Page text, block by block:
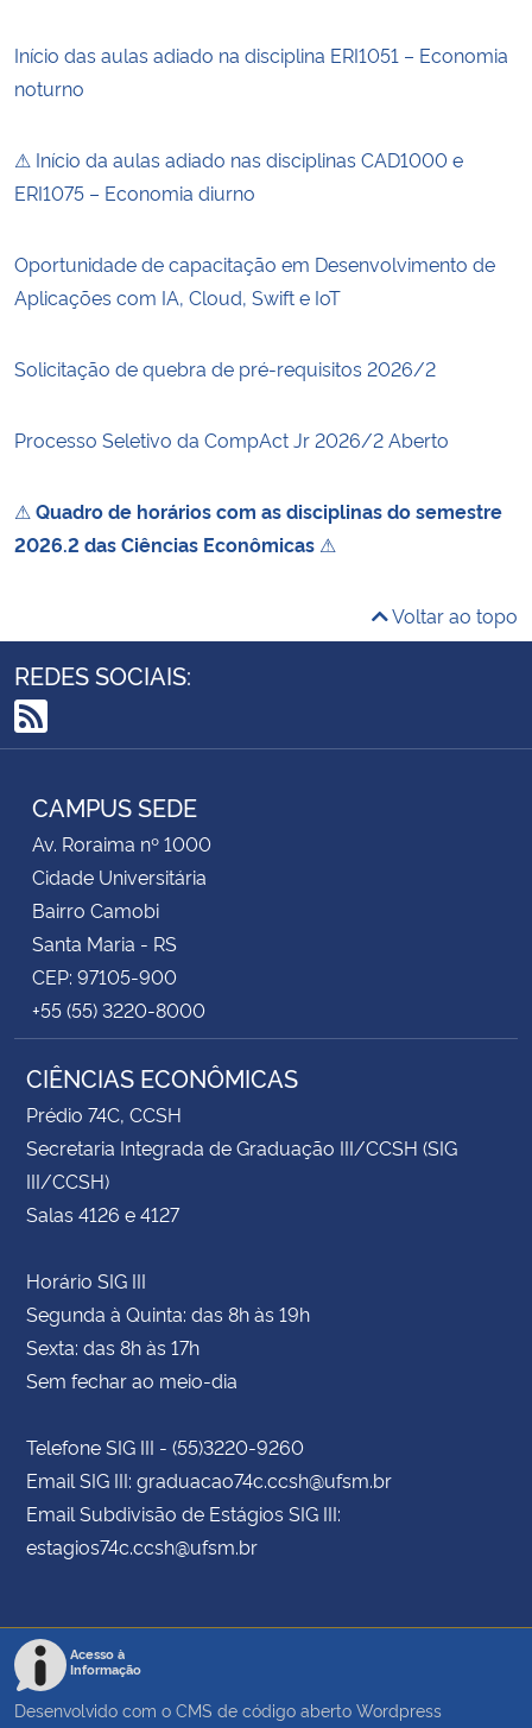
Início das aulas adiado na disciplina ERI1051 – Economia
noturno
⚠ Início da aulas adiado nas disciplinas CAD1000 e
ERI1075 – Economia diurno
Oportunidade de capacitação em Desenvolvimento de
Aplicações com IA, Cloud, Swift e IoT
Solicitação de quebra de pré-requisitos 2026/2
Processo Seletivo da CompAct Jr 2026/2 Aberto
⚠ Quadro de horários com as disciplinas do semestre
2026.2 das Ciências Econômicas ⚠
Voltar ao topo
REDES SOCIAIS:
RSS
CAMPUS SEDE
Av. Roraima nº 1000
Cidade Universitária
Bairro Camobi
Santa Maria - RS
CEP: 97105-900
+55 (55) 3220-8000
CIÊNCIAS ECONÔMICAS
Prédio 74C, CCSH
Secretaria Integrada de Graduação III/CCSH (SIG
III/CCSH)
Salas 4126 e 4127
Horário SIG III
Segunda à Quinta: das 8h às 19h
Sexta: das 8h às 17h
Sem fechar ao meio-dia
Telefone SIG III - (55)3220-9260
Email SIG III: graduacao74c.ccsh@ufsm.br
Email Subdivisão de Estágios SIG III:
estagios74c.ccsh@ufsm.br
Acesso à
Informação
Desenvolvido com o CMS de código aberto Wordpress